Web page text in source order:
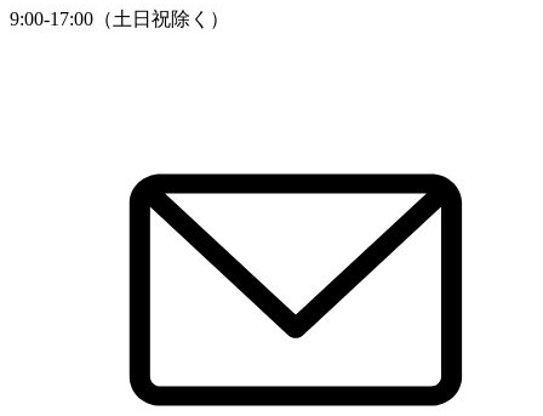
9:00-17:00（土日祝除く）